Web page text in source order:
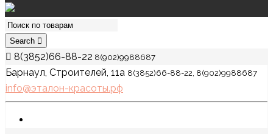
Search
8(3852)66-88-22 8(902)9988687
Барнаул, Строителей, 11а 8(3852)66-88-22, 8(902)9988687
info@эталон-красоты.рф